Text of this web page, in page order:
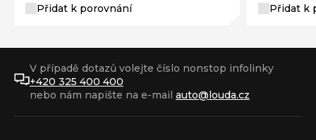
Přidat k porovnání Přidat k
V případě dotazů volejte číslo nonstop infolinky
+420 325 400 400
nebo nám napište na e-mail auto@louda.cz